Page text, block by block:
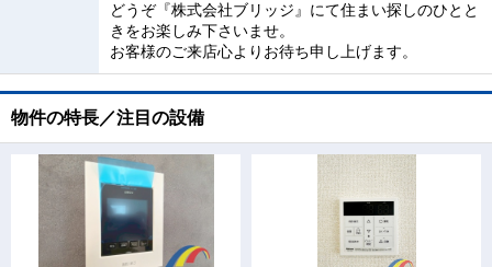
どうぞ『株式会社ブリッジ』にて住まい探しのひとと
きをお楽しみ下さいませ。
お客様のご来店心よりお待ち申し上げます。
物件の特長／注目の設備